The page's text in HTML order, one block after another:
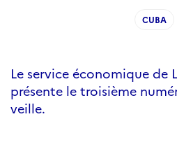
CUBA
Le service économique de
présente le troisième
veille.